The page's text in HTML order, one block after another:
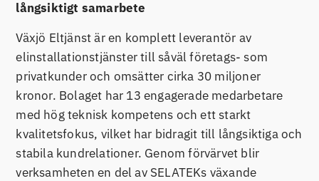
långsiktigt samarbete
Växjö Eltjänst är en komplett leverantör av
elinstallationstjänster till såväl företags- som
privatkunder och omsätter cirka 30 miljoner
kronor. Bolaget har 13 engagerade medarbetare
med hög teknisk kompetens och ett starkt
kvalitetsfokus, vilket har bidragit till långsiktiga och
stabila kundrelationer. Genom förvärvet blir
verksamheten en del av SELATEKs växande